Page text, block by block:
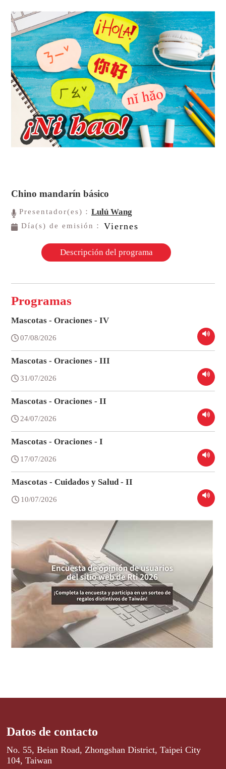
Chino mandarín básico
Presentador(es)：Lulú Wang
Día(s) de emisión： Viernes
Descripción del programa
Programas
Mascotas - Oraciones - IV
07/08/2026
Mascotas - Oraciones - III
31/07/2026
Mascotas - Oraciones - II
24/07/2026
Mascotas - Oraciones - I
17/07/2026
Mascotas - Cuidados y Salud - II
10/07/2026
Datos de contacto
No. 55, Beian Road, Zhongshan District, Taipei City
104, Taiwan